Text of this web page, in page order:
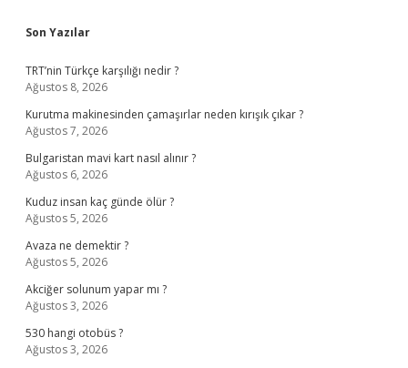
Sidebar
Son Yazılar
TRT’nin Türkçe karşılığı nedir ?
Ağustos 8, 2026
Kurutma makinesinden çamaşırlar neden kırışık çıkar ?
Ağustos 7, 2026
Bulgaristan mavi kart nasıl alınır ?
Ağustos 6, 2026
Kuduz insan kaç günde ölür ?
Ağustos 5, 2026
Avaza ne demektir ?
Ağustos 5, 2026
Akciğer solunum yapar mı ?
Ağustos 3, 2026
530 hangi otobüs ?
Ağustos 3, 2026